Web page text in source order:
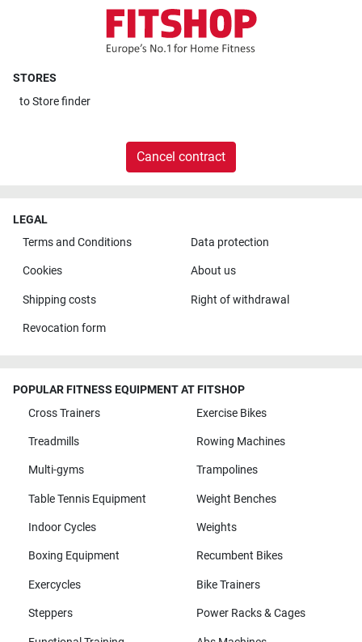
STORES
toStore finder
Cancel contract
LEGAL
Terms and Conditions
Data protection
Cookies About us
Shipping costs Right of withdrawal
Revocation form
POPULAR FITNESS EQUIPMENT AT FITSHOP
Cross Trainers
Exercise Bikes
Treadmills Rowing Machines
Multi-gyms Trampolines
Table Tennis Equipment Weight Benches
Indoor Cycles Weights
Boxing Equipment Recumbent Bikes
Exercycles Bike Trainers
Steppers Power Racks & Cages